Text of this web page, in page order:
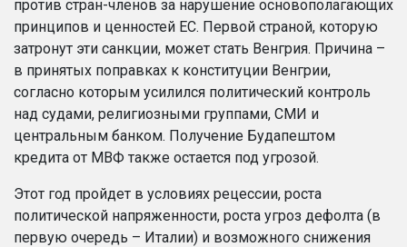
против стран-членов за нарушение основополагающих
принципов и ценностей ЕС. Первой страной, которую
затронут эти санкции, может стать Венгрия. Причина –
в принятых поправках к конституции Венгрии,
согласно которым усилился политический контроль
над судами, религиозными группами, СМИ и
центральным банком. Получение Будапештом
кредита от МВФ также остается под угрозой.
Этот год пройдет в условиях рецессии, роста
политической напряженности, роста угроз дефолта (в
первую очередь – Италии) и возможного снижения